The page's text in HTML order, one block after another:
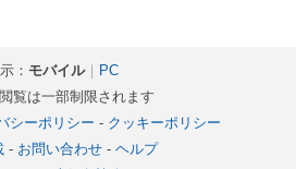
： モバイル｜
PC
覧は一部制限されます
シーポリシー - クッキーポリシー
- お問い合わせ- ヘルプ